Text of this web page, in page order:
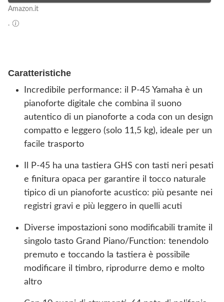
Amazon.it
.
Caratteristiche
Incredibile performance: il P-45 Yamaha è un
pianoforte digitale che combina il suono
autentico di un pianoforte a coda con un design
compatto e leggero (solo 11,5 kg), ideale per un
facile trasporto
Il P-45 ha una tastiera GHS con tasti neri pesati
e finitura opaca per garantire il tocco naturale
tipico di un pianoforte acustico: più pesante nei
registri gravi e più leggero in quelli acuti
Diverse impostazioni sono modificabili tramite il
singolo tasto Grand Piano/Function: tenendolo
premuto e toccando la tastiera è possibile
modificare il timbro, riprodurre demo e molto
altro